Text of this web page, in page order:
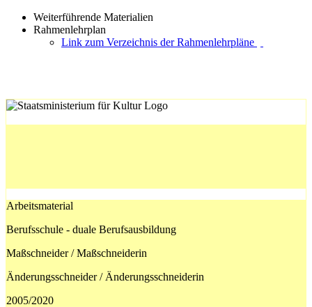
Weiterführende Materialien
Rahmenlehrplan
Link zum Verzeichnis der Rahmenlehrpläne
Arbeitsmaterial
Berufsschule - duale Berufsausbildung
Maßschneider / Maßschneiderin
Änderungsschneider / Änderungsschneiderin
2005/2020